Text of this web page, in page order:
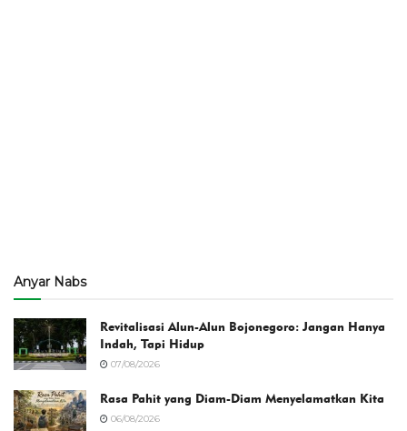
Anyar Nabs
Revitalisasi Alun-Alun Bojonegoro: Jangan Hanya
Indah, Tapi Hidup
07/08/2026
Rasa Pahit yang Diam-Diam Menyelamatkan Kita
06/08/2026